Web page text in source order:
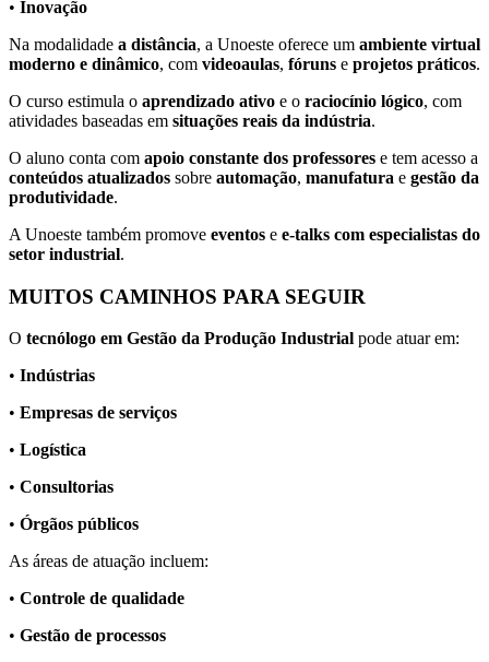
• Inovação
Na modalidade a distância, a Unoeste oferece um ambiente virtual
moderno e dinâmico, com videoaulas, fóruns e projetos práticos.
O curso estimula o aprendizado ativo e o raciocínio lógico, com
atividades baseadas em situações reais da indústria.
O aluno conta com apoio constante dos professores e tem acesso a
conteúdos atualizados sobre automação, manufatura e gestão da
produtividade.
A Unoeste também promove eventos e e-talks com especialistas do
setor industrial.
MUITOS CAMINHOS PARA SEGUIR
O tecnólogo em Gestão da Produção Industrial pode atuar em:
• Indústrias
• Empresas de serviços
• Logística
• Consultorias
• Órgãos públicos
As áreas de atuação incluem:
• Controle de qualidade
• Gestão de processos